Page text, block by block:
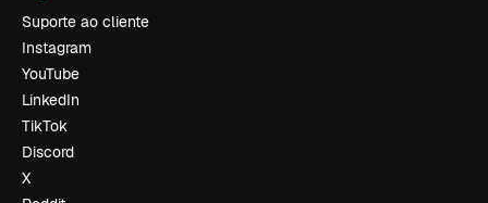
Suporte ao cliente
Instagram
YouTube
LinkedIn
TikTok
Discord
X